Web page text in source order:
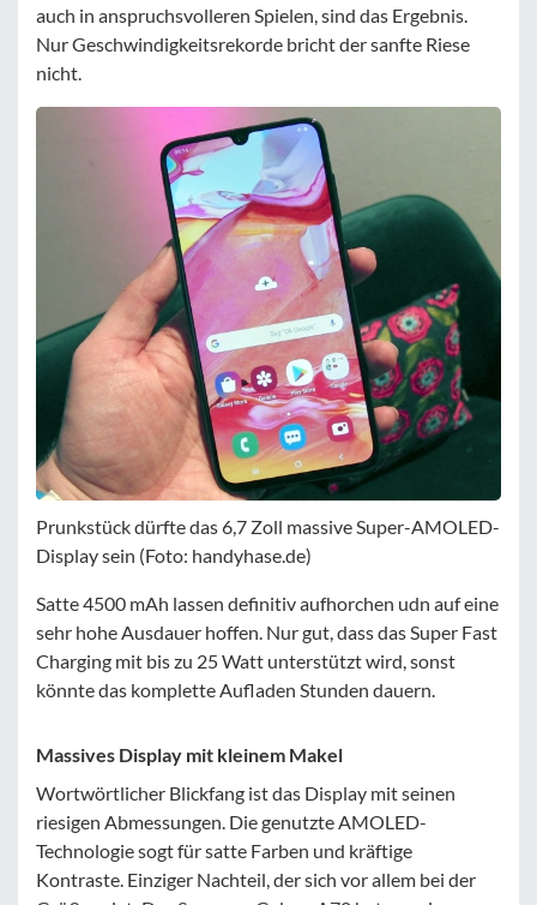
auch in anspruchsvolleren Spielen, sind das Ergebnis.
Nur Geschwindigkeitsrekorde bricht der sanfte Riese
nicht.
Prunkstück dürfte das 6,7 Zoll massive Super-AMOLED-
Display sein (Foto: handyhase.de)
Satte 4500 mAh lassen definitiv aufhorchen udn auf eine
sehr hohe Ausdauer hoffen. Nur gut, dass das Super Fast
Charging mit bis zu 25 Watt unterstützt wird, sonst
könnte das komplette Aufladen Stunden dauern.
Massives Display mit kleinem Makel
Wortwörtlicher Blickfang ist das Display mit seinen
riesigen Abmessungen. Die genutzte AMOLED-
Technologie sogt für satte Farben und kräftige
Kontraste. Einziger Nachteil, der sich vor allem bei der